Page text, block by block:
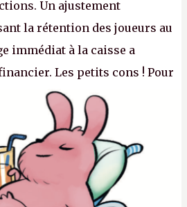
Un ajustement
la rétention des joueurs au
immédiat à la caisse a
Les petits cons ! Pour
Baszucki peut compter
en Russie et l'explosion des
%). L'avenir appartient donc
jamais que des enfants
P.